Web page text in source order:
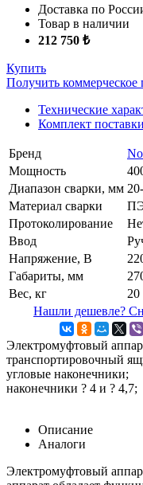
Доставка по
Товар в наличии
212 750 ₺
Купить
Получить коммерческое
Технические
Комплект поставки
Бренд
Мощность
Диапазон сварки, мм
Материал сварки
Протоколирование
Ввод
Напряжение, В
Габариты, мм
Вес, кг
20
Нашли дешевле?
Электромуфтовый
транспортировочный
угловые наконечники;
наконечники ? 4 и ? 4,7;
Описание
Аналоги
Электромуфтовый